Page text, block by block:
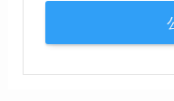
70％OFFクーポン